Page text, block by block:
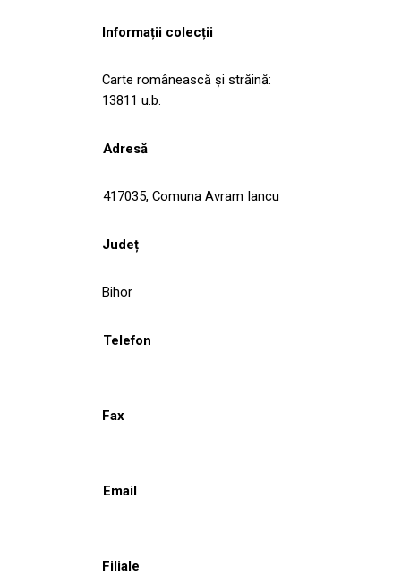
Informații colecții
Carte românească și străină:
13811 u.b.
Adresă
417035, Comuna Avram Iancu
Județ
Bihor
Telefon
Fax
Email
Filiale